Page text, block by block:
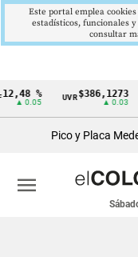
Cintillo
económicos
Colombia
%
▲ 0.05
UVR$386,1273
▲ 0.03
Pico y Placa
menu
Este portal emplea
estadísticos, funcionales
consultar